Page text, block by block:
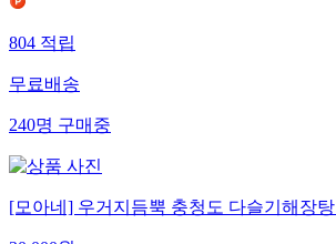
804적립
무료배송
240명구매중
[모아네] 우거지듬뿍 충청도 다슬기해장탕